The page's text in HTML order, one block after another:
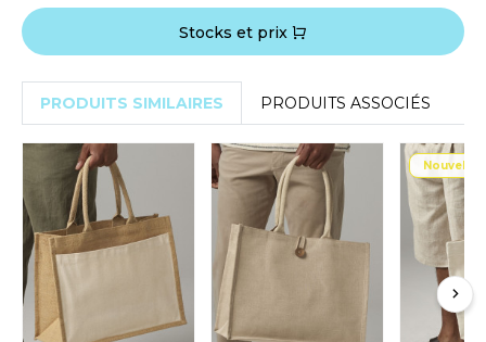
SHIRT
PROFESSIONNELLE
- BLOUSON
T'S
SERIE
Stocks et prix
PRODUITS SIMILAIRES PRODUITS ASSOCIÉS
Nouvelle